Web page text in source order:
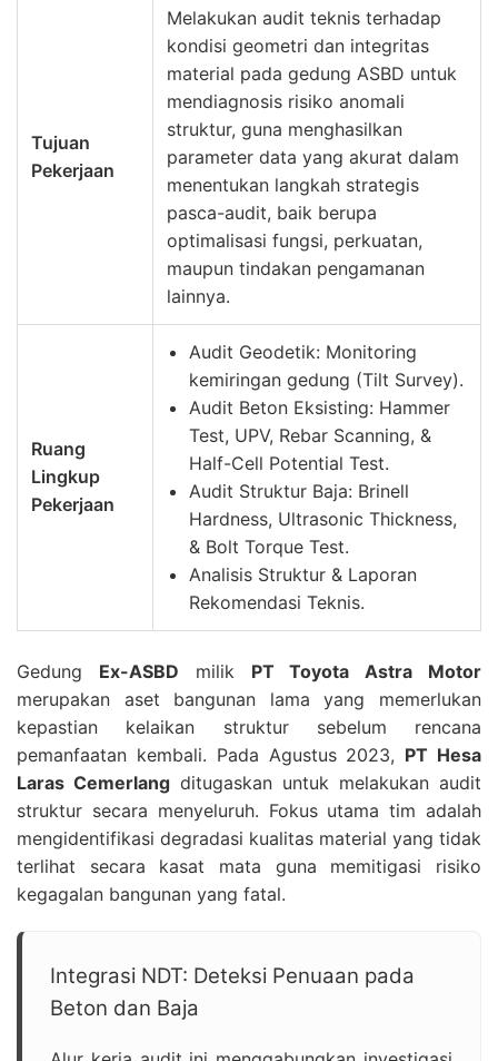
Tujuan
Pekerjaan
Melakukan audit teknis terhadap
kondisi geometri dan integritas
material pada gedung ASBD untuk
mendiagnosis risiko anomali
struktur, guna menghasilkan
parameter data yang akurat dalam
menentukan langkah strategis
pasca-audit, baik berupa
optimalisasi fungsi, perkuatan,
maupun tindakan pengamanan
lainnya.
Ruang
Lingkup
Pekerjaan
Audit Geodetik: Monitoring
kemiringan gedung (Tilt Survey).
Audit Beton Eksisting: Hammer
Test, UPV, Rebar Scanning, &
Half-Cell Potential Test.
Audit Struktur Baja: Brinell
Hardness, Ultrasonic Thickness,
& Bolt Torque Test.
Analisis Struktur & Laporan
Rekomendasi Teknis.
Gedung Ex-ASBD milik PT Toyota Astra Motor
merupakan aset bangunan lama yang memerlukan
kepastian kelaikan struktur sebelum rencana
pemanfaatan kembali. Pada Agustus 2023, PT Hesa
Laras Cemerlang ditugaskan untuk melakukan audit
struktur secara menyeluruh. Fokus utama tim adalah
mengidentifikasi degradasi kualitas material yang tidak
terlihat secara kasat mata guna memitigasi risiko
kegagalan bangunan yang fatal.
Integrasi NDT: Deteksi Penuaan pada
Beton dan Baja